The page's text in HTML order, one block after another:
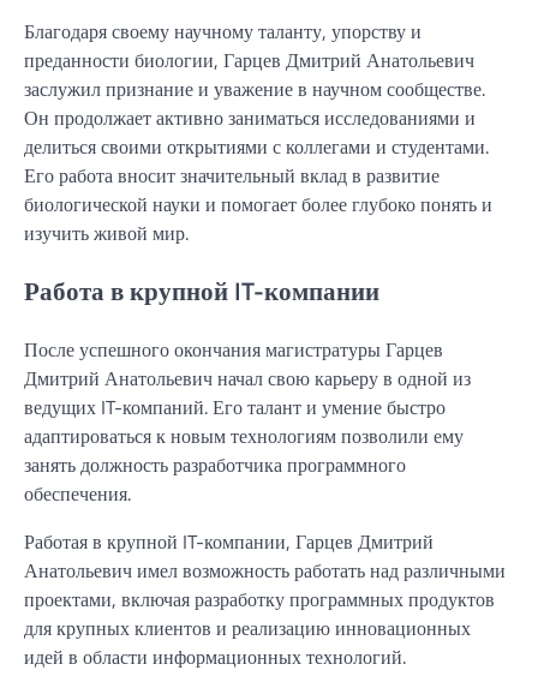
Благодаря своему научному таланту, упорству и
преданности биологии, Гарцев Дмитрий Анатольевич
заслужил признание и уважение в научном сообществе.
Он продолжает активно заниматься исследованиями и
делиться своими открытиями с коллегами и студентами.
Его работа вносит значительный вклад в развитие
биологической науки и помогает более глубоко понять и
изучить живой мир.
Работа в крупной IT-компании
После успешного окончания магистратуры Гарцев
Дмитрий Анатольевич начал свою карьеру в одной из
ведущих IT-компаний. Его талант и умение быстро
адаптироваться к новым технологиям позволили ему
занять должность разработчика программного
обеспечения.
Работая в крупной IT-компании, Гарцев Дмитрий
Анатольевич имел возможность работать над различными
проектами, включая разработку программных продуктов
для крупных клиентов и реализацию инновационных
идей в области информационных технологий.